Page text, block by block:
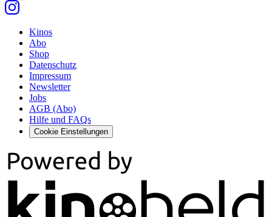
Kinos
Abo
Shop
Datenschutz
Impressum
Newsletter
Jobs
AGB (Abo)
Hilfe und FAQs
Cookie Einstellungen